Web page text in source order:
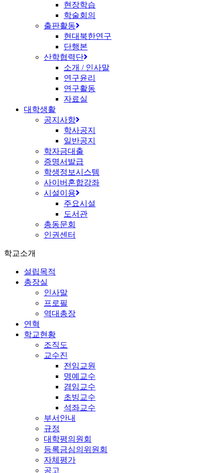
현장학습
학술회의
출판활동
현대북한연구
단행본
산학협력단
소개 / 인사말
연구윤리
연구활동
자료실
대학생활
공지사항
학사공지
일반공지
학자금대출
증명서발급
학생정보시스템
사이버혼합강좌
시설이용
주요시설
도서관
총동문회
인권센터
학교소개
설립목적
총장실
인사말
프로필
역대총장
연혁
학교현황
조직도
교수진
전임교원
명예교수
겸임교수
초빙교수
석좌교수
부서안내
규정
대학평의원회
등록금심의위원회
자체평가
공고